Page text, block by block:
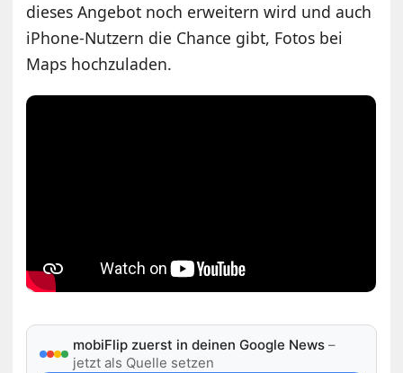
dieses Angebot noch erweitern wird und auch
iPhone-Nutzern die Chance gibt, Fotos bei
Maps hochzuladen.
mobiFlip zuerst in deinen Google News –
jetzt als Quelle setzen